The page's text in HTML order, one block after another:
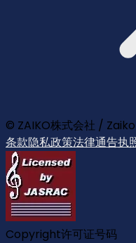
© ZAIKO株式会社 / Zaiko
条款隐私政策法律通告执
Copyright许可证号码